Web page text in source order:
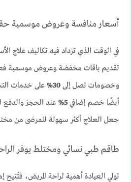
أسعار منافسة وعروض موسمية
في الوقت الذي تزداد فيه تكاليف علاج
تقديم باقات مخفضة وعروض موسمية
وخصومات تصل إلى30%
على خدمات
أيضًا خصم إضافي5%
عند الحجز والدفع
جعل العلاج أكثر سهولة للمرضى من
طاقم طبي نسائي ومختلط يوفر
تولي العيادة أهمية لراحة المريض، فتُتيح